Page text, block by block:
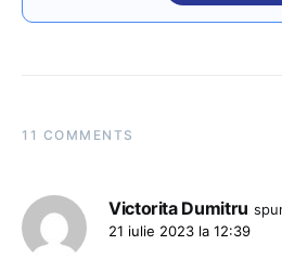
11 COMMENTS
Victorita Dumitru
21 iulie 2023 la 12:39